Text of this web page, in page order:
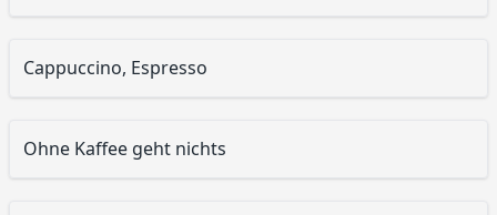
Cappuccino, Espresso
Ohne Kaffee geht nichts